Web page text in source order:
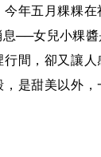
年五月粿粿在
──女兒小粿
行間，卻又讓人
，是甜美以外，